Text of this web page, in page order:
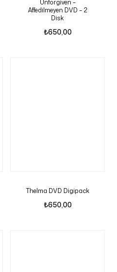
Unforgiven –
Affedilmeyen DVD – 2
Disk
₺650,00
Thelma DVD Digipack
₺650,00